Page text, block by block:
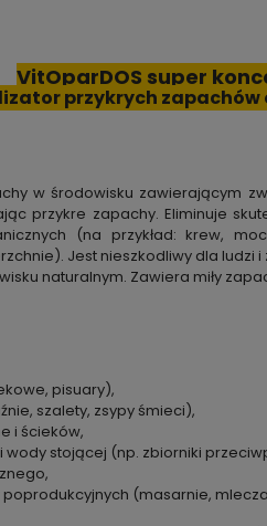
VitOparDOS super
przykrych zapachów
w środowisku zawierającym
przykre zapachy. Eliminuje
(na przykład: krew,
Jest nieszkodliwy dla ludzi
naturalnym. Zawiera miły
pisuary),
szalety, zsypy śmieci),
i ścieków,
wody stojącej (np. zbiorniki
(masarnie,